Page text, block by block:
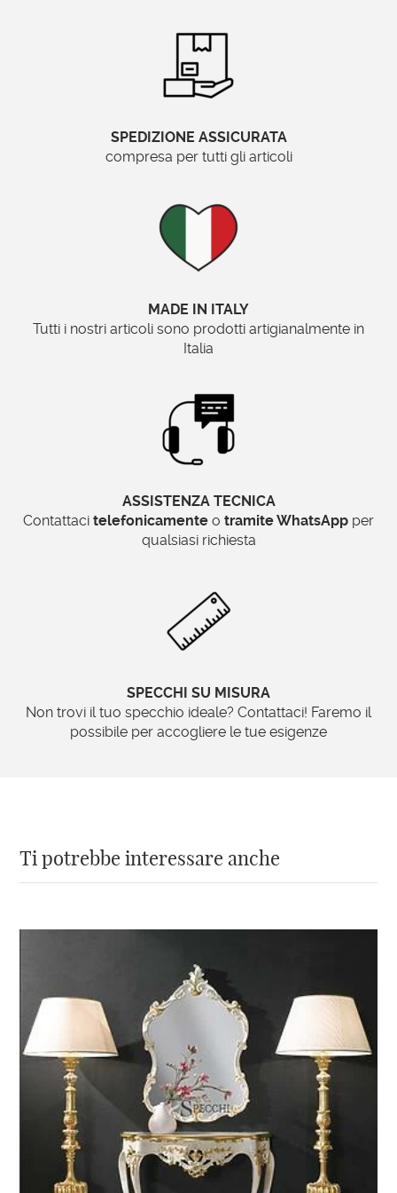
SPEDIZIONE ASSICURATA
compresa per tutti gli articoli
MADE IN ITALY
Tutti i nostri articoli sono prodotti artigianalmente in
Italia
ASSISTENZA TECNICA
Contattaci telefonicamente o tramite WhatsApp per
qualsiasi richiesta
SPECCHI SU MISURA
Non trovi il tuo specchio ideale? Contattaci! Faremo il
possibile per accogliere le tue esigenze
Ti potrebbe interessare anche